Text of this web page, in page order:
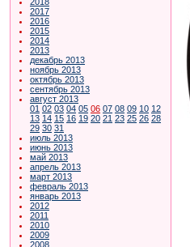
2017
2016
2015
2014
2013
декабрь 2013
ноябрь 2013
октябрь 2013
сентябрь 2013
август 2013
01 02 03 04 05 06 07 08 09 10 12
13 14 15 16 19 20 21 23 25 26 28
29 30 31
июль 2013
июнь 2013
май 2013
апрель 2013
март 2013
февраль 2013
январь 2013
2012
2011
2010
2009
2008